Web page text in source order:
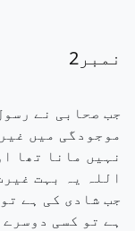
نمبر2
جب صحابی نے
موجودگی میں
نہیں مانا تھا
اللہ یہ بہت
جب شادی کی ہے
ہے تو کسی